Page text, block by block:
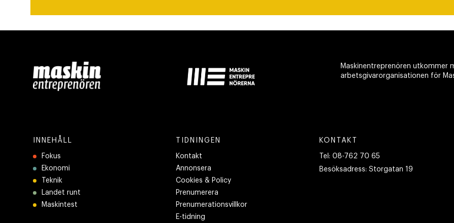
Maskinentreprenören utkommer
arbetsgivarorganisationen för
INNEHÅLL
Fokus
Ekonomi
Teknik
Landet runt
Maskintest
TIDNINGEN
Kontakt
Annonsera
Cookies & Policy
Prenumerera
Prenumerationsvillkor
E-tidning
KONTAKT
Tel: 08-762 70 65
Besöksadress: Storgatan 19